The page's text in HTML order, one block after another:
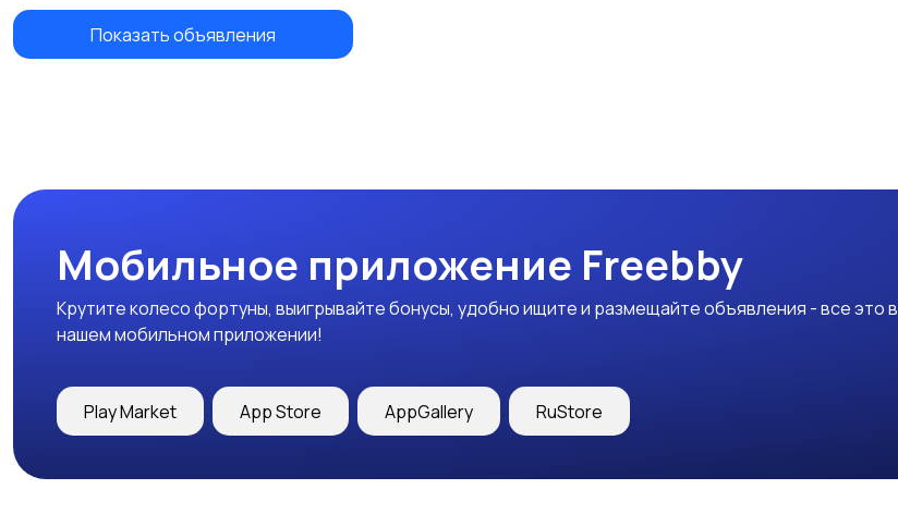
Показать объявления
Мобильное приложение Freebby
Крутите колесо фортуны, выигрывайте бонусы, удобно ищите и размещайте объявления - все это в
нашем мобильном приложении!
Play Market App Store AppGallery RuStore